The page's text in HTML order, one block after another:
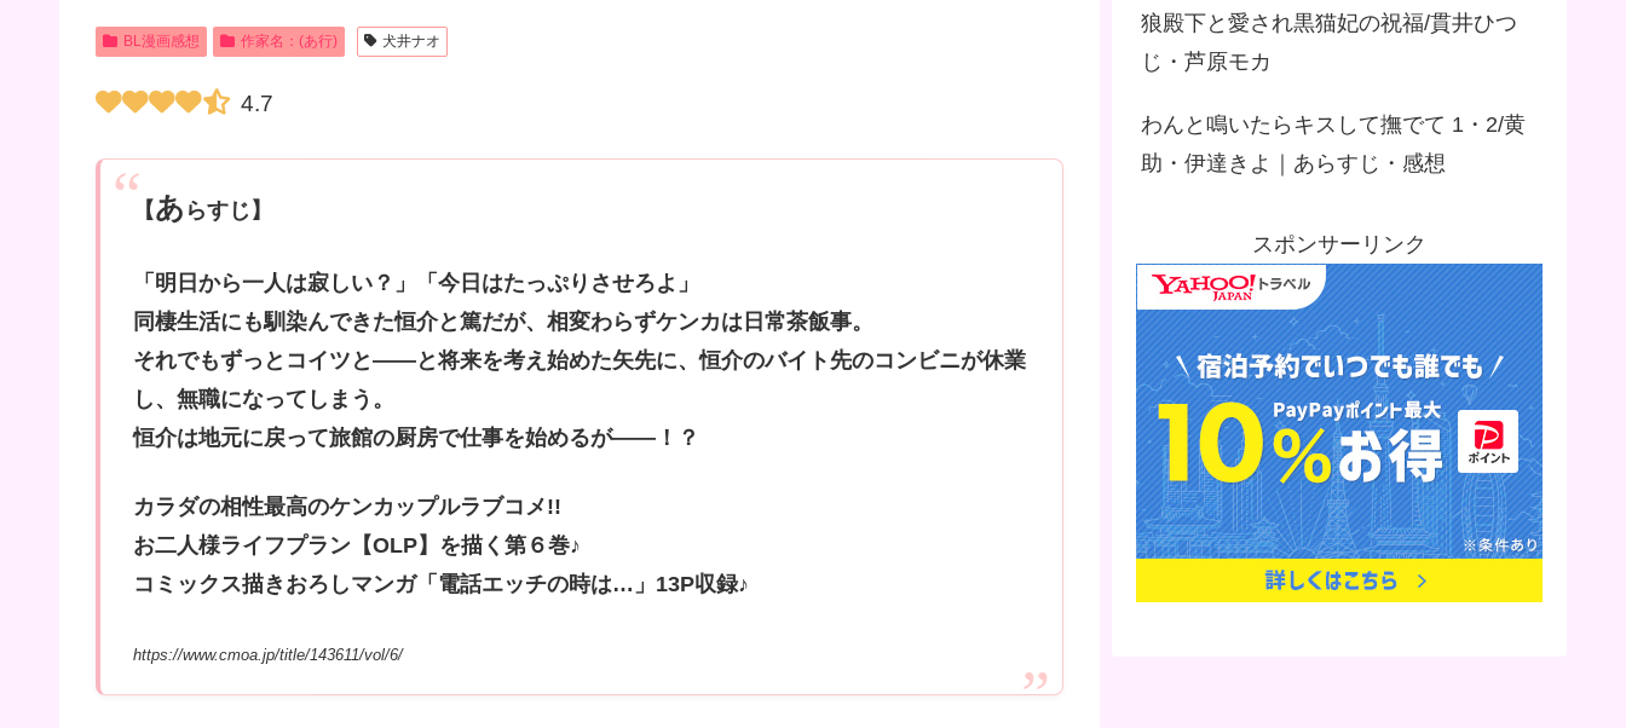
BL漫画感想 作家名：(あ行) 犬井ナオ
4.7
【あ らすじ】
「明日から一人は寂しい？」「今日はたっぷりさせろよ」
同棲生活にも馴染んできた恒介と篤だが、相変わらずケンカは日常茶飯事。
それでもずっとコイツと――と将来を考え始めた矢先に、恒介のバイト先のコンビニが休業
し、無職になってしまう。
恒介は地元に戻って旅館の厨房で仕事を始めるが――！？
カラダの相性最高のケンカップルラブコメ!!
お二人様ライフプラン【OLP】を描く第６巻♪
コミックス描きおろしマンガ「電話エッチの時は…」13P収録♪
https://www.cmoa.jp/title/143611/vol/6/
狼殿下と愛され黒猫妃の祝福/貫井ひつ
じ・芦原モカ
わんと鳴いたらキスして撫でて 1・2/黄
助・伊達きよ｜あらすじ・感想
スポンサーリンク